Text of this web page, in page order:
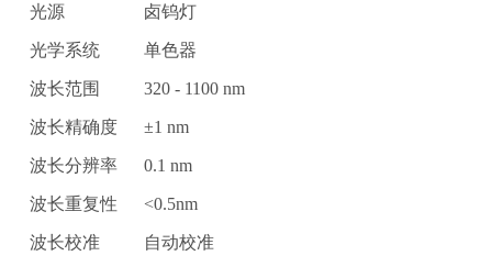
光源 卤钨灯
光学系统 单色器
波长范围 320 - 1100 nm
波长精确度 ±1 nm
波长分辨率 0.1 nm
波长重复性 <0.5nm
波长校准 自动校准